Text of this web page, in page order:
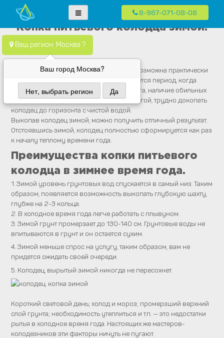
to
content
канализация.
систем водоснабжения, канализации и отопления в частных домах в
Москве и Московской области
Ваш регион: Москва ?
Ваш город Москва?
Нет, выбрать регион Да
8-987-071-08-08
Копка питьевого колодца зимой.
Копка или бурение питьевого колодца
возможна практически
в любое время года. Исключением является период, когда
почва насыщена водой — это таяние снега, наличие обильных
осадков. При перенасыщении почвы влагой, трудно докопать
колодец до горизонта с чистой водой.
Выкопав колодец зимой, можно получить отличный результат.
Отстоявшись зимой, колодец полностью сформируется как раз
к началу теплому времени года.
Преимущества копки питьевого
колодца в зимнее время года.
1. Зимой уровень грунтовых вод спускается в самый низ. Таким
образом, появляется возможность выкопать глубокую шахту,
глубже на 2-3 кольца.
2. В холодное время года легче работать с плывуном.
3. Зимой грунт промерзает до 130-140 см. Грунтовые воды не
впитываются в грунт и он остается сухим.
4. Зимой меньше спрос на услугу, таким образом, вам не
придется ожидать своей очереди.
5. Колодец, вырытый зимой никогда не пересохнет.
Короткий световой день; холод и мороз; промерзший верхний
слой грунта; необходимость утеплиться и т.п. — это недостатки
рытья в холодное время года. Настоящих же мастеров-
колодезников эти факторы ничуть не пугают.